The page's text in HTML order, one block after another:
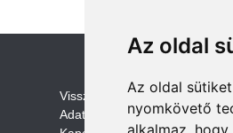
Az oldal
Az oldal
nyomkövető
alkalmaz,
Visszaküldési és visszatérítési
Adatvédelem /GDPR